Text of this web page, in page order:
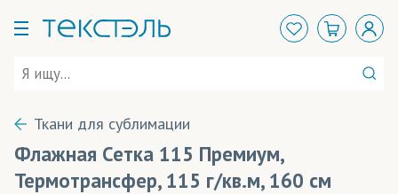
Ткани для сублимации
Флажная Сетка 115 Премиум,
Термотрансфер, 115 г/кв.м, 160 см